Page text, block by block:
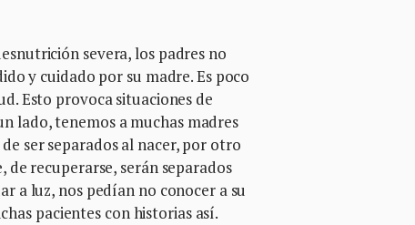
severa, los padres no
y cuidado por su madre. Es poco
Esto provoca situaciones de
lado, tenemos a muchas madres
ser separados al nacer, por otro
recuperarse, serán separados
a luz, nos pedían no conocer a su
pacientes con historias así.